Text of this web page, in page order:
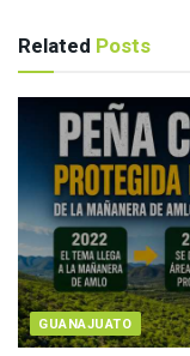
Related Posts
GUANAJUATO